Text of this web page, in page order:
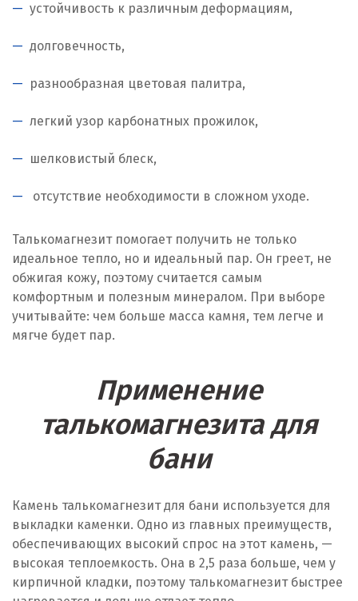
устойчивость к различным деформациям,
долговечность,
разнообразная цветовая палитра,
легкий узор карбонатных прожилок,
шелковистый блеск,
отсутствие необходимости в сложном уходе.
Талькомагнезит помогает получить не только
идеальное тепло, но и идеальный пар. Он греет, не
обжигая кожу, поэтому считается самым
комфортным и полезным минералом. При выборе
учитывайте: чем больше масса камня, тем легче и
мягче будет пар.
Применение
талькомагнезита для
бани
Камень талькомагнезит для бани используется для
выкладки каменки. Одно из главных преимуществ,
обеспечивающих высокий спрос на этот камень, —
высокая теплоемкость. Она в 2,5 раза больше, чем у
кирпичной кладки, поэтому талькомагнезит быстрее